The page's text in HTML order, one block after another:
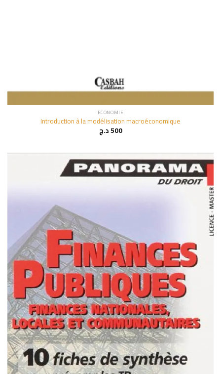
ECONOMIE
Introduction à la modélisation macroéconomique
500د.ج